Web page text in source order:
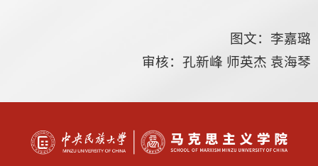
图文：李嘉璐
审核：孔新峰 师英杰 袁海琴